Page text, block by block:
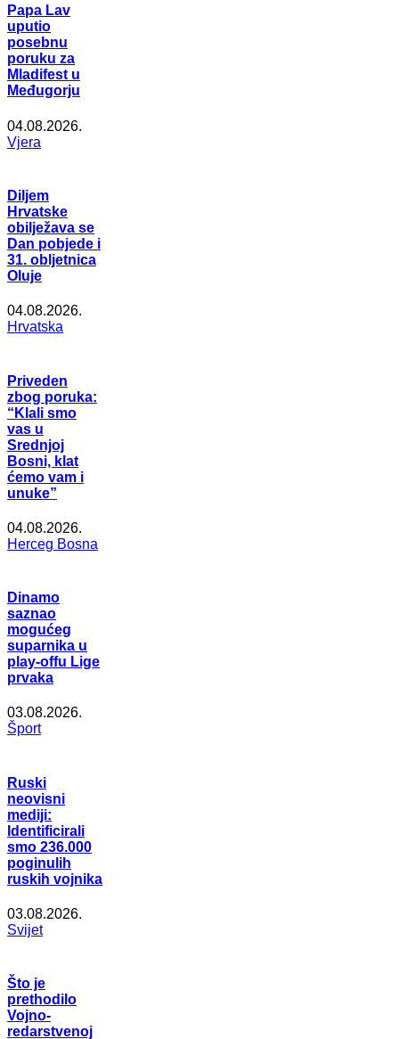
Papa Lav
uputio
posebnu
poruku za
Mladifest u
Međugorju
04.08.2026.
Vjera
Diljem
Hrvatske
obilježava se
Dan pobjede i
31. obljetnica
Oluje
04.08.2026.
Hrvatska
Priveden
zbog poruka:
“Klali smo
vas u
Srednjoj
Bosni, klat
ćemo vam i
unuke”
04.08.2026.
Herceg Bosna
Dinamo
saznao
mogućeg
suparnika u
play-offu Lige
prvaka
03.08.2026.
Šport
Ruski
neovisni
mediji:
Identificirali
smo 236.000
poginulih
ruskih vojnika
03.08.2026.
Svijet
Što je
prethodilo
Vojno-
redarstvenoj